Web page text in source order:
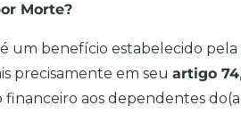
Morte?
um benefício estabelecido pela
precisamente em seu artigo 74,
aos dependentes